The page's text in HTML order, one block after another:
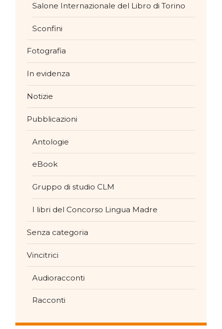
Salone Internazionale del Libro di Torino
Sconfini
Fotografia
In evidenza
Notizie
Pubblicazioni
Antologie
eBook
Gruppo di studio CLM
I libri del Concorso Lingua Madre
Senza categoria
Vincitrici
Audioracconti
Racconti